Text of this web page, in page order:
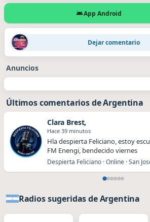
App Android
Hace 11 horas
De Esta Radio Desde La Ciudad De Leandro
Dejar comentario
Anuncios
Últimos comentarios de Argentina
Clara Brest,
Hace 39 minutos
Hla despierta Feliciano, estoy
FM Enengi, bendecido viernes
Despierta Feliciano · Online · San
Radios sugeridas de Argentina